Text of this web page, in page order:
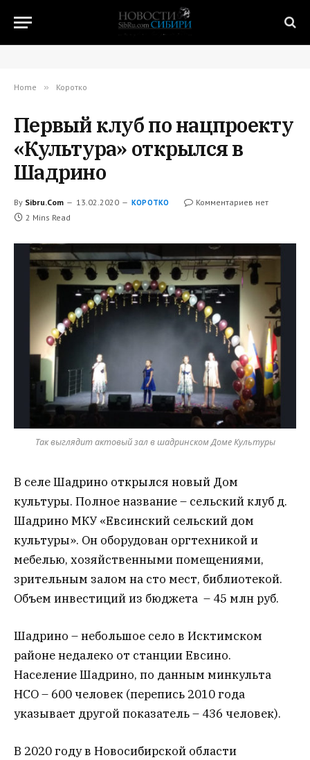
Home » Коротко
Первый клуб по нацпроекту
«Культура» открылся в
Шадрино
By Sibru.Com 13.02.2020 КОРОТКО
Комментариев нет
2 Mins Read
Так выглядит актовый зал в шадринском Доме Культуры
В селе Шадрино открылся новый Дом
культуры. Полное название – сельский клуб д.
Шадрино МКУ «Евсинский сельский дом
культуры». Он оборудован оргтехникой и
мебелью, хозяйственными помещениями,
зрительным залом на сто мест, библиотекой.
Объем инвестиций из бюджета – 45 млн руб.
Шадрино – небольшое село в Исктимском
районе недалеко от станции Евсино.
Население Шадрино, по данным минкульта
НСО – 600 человек (перепись 2010 года
указывает другой показатель – 436 человек).
В 2020 году в Новосибирской области